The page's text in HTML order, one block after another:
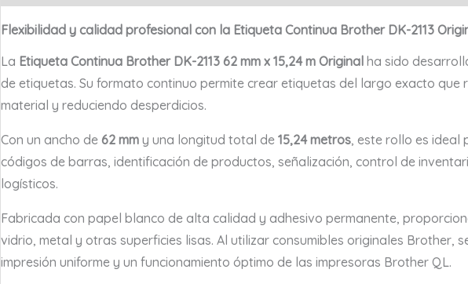
m
Flexibilidad y calidad profesional con la Etiqueta Continua Brother DK-2113
La Etiqueta Continua Brother DK-2113 62 mm x 15,24 m Original ha sido
de etiquetas. Su formato continuo permite crear etiquetas del largo exacto que
material y reduciendo desperdicios.
Con un ancho de 62 mm y una longitud total de 15,24 metros , este rollo es
códigos de barras, identificación de productos, señalización, control de
logísticos.
Fabricada con papel blanco de alta calidad y adhesivo permanente,
vidrio, metal y otras superficies lisas. Al utilizar consumibles originales Brother,
impresión uniforme y un funcionamiento óptimo de las impresoras Brother QL.